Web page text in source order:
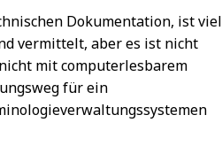
Dokumentation, ist viel
vermittelt, aber es ist nicht
mit computerlesbarem
für ein